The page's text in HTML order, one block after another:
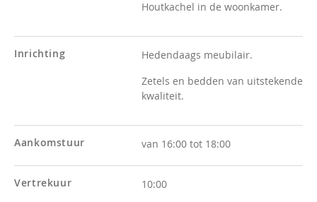
Houtkachel in de woonkamer.
Inrichting
Hedendaags meubilair.
Zetels en bedden van uitstekende
kwaliteit.
Aankomstuur van 16:00 tot 18:00
Vertrekuur
10:00